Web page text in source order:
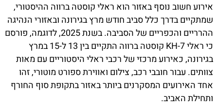
אירוע חשוב נוסף באזור הוא ראלי קוסטה ברווה ההיסטורי,
שמתקיים בדרך כלל סביב חודש מרץ בגירונה ובאזורי הנהיגה
ההרריים והכפריים של הסביבה. בשנת 2025, לדוגמה, פורסם
כי ראלי KH-7 קוסטה ברווה התקיים בין 13 ל-15 במרץ
בגירונה, כאירוע מרכזי של רכבי ראלי היסטוריים עם מאות
צוותים. עבור חובבי רכב, צילום ואווירת ספורט מוטורי, זהו
אחד האירועים המסקרנים ביותר באזור בתקופת סוף החורף
ותחילת האביב.